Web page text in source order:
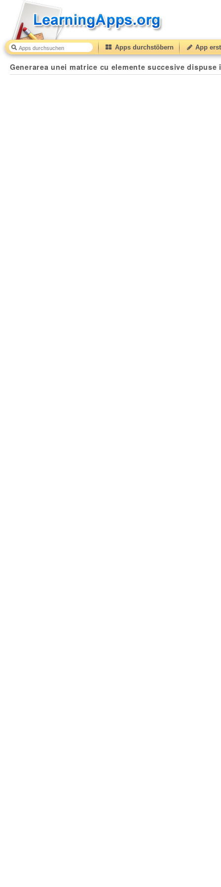
Apps durchstöbern App
Generarea unei matrice cu elemente succesive